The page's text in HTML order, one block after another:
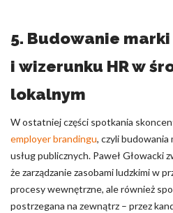
5. Budowanie
i wizerunku HR w
lokalnym
W ostatniej części spotkania
employer brandingu, czyli
usług publicznych. Paweł Głowacki
że zarządzanie zasobami ludzkimi w
procesy wewnętrzne, ale również
postrzegana na zewnątrz – przez